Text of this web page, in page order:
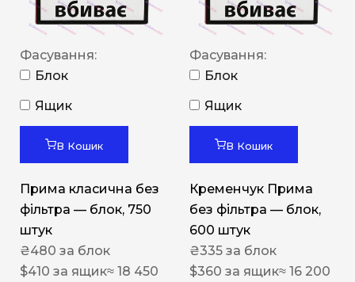
Фасування:
Блок
Ящик
В Кошик
Прима класична без
фільтра — блок, 750
штук
₴480 за блок
$410 за ящик≈ 18 450
Фасування:
Блок
Ящик
В Кошик
Кременчук Прима
без фільтра — блок,
600 штук
₴335 за блок
$360 за ящик≈ 16 200